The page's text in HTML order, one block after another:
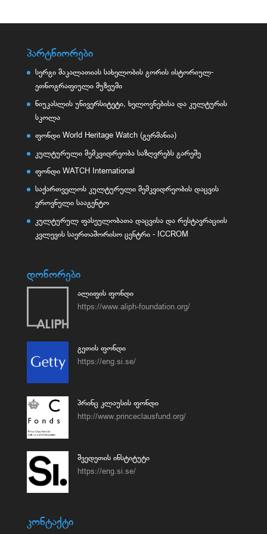
პარტნიორები
სერგი მაკალათიას სახელობის გორის ისტორიულ-
ეთნოგრაფიული მუზეუმი
ნიუკასლის უნივერსიტეტი, ხელოვნებისა და კულტურის
სკოლა
ფონდი World Heritage Watch (გერმანია)
კულტურული მემკვიდრეობა საზღვრებს გარეშე
ფონდი WATCH International
საქართველოს კულტურული მემკვიდრეობის დაცვის
ეროვნული სააგენტო
კულტურულ ფასეულობათა დაცვისა და რესტავრაციის
კვლევის საერთაშორისო ცენტრი - ICCROM
დონორები
ალიფის ფონდი
https://www.aliph-foundation.org/
გეთის ფონდი
https://eng.si.se/
პრინც კლაუსის ფონდი
http://www.princeclausfund.org/
შვედეთის ინსტიტუტი
https://eng.si.se/
კონტაქტი